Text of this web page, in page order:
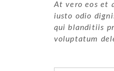
At vero eos et
iusto odio
qui blanditiis
voluptatum